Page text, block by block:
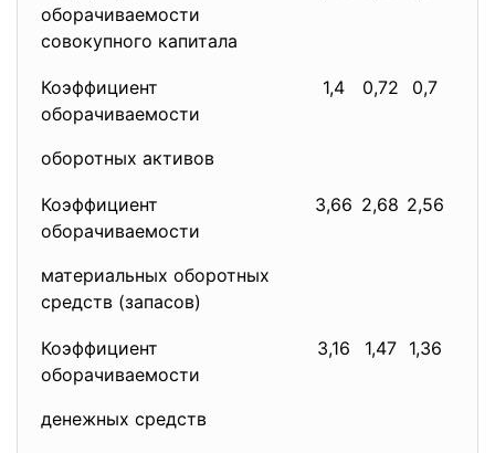
оборачиваемости
совокупного капитала
Коэффициент
оборачиваемости
оборотных активов
1,4 0,72 0,7
Коэффициент
оборачиваемости
материальных оборотных
средств (запасов)
3,66 2,68 2,56
Коэффициент
оборачиваемости
денежных средств
3,16 1,47 1,36